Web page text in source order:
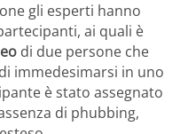
gli esperti hanno
ai quali è
di due persone che
immedesimarsi in uno
è stato assegnato
di phubbing,